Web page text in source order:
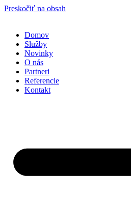
Preskočiť na obsah
Domov
Služby
Novinky
O nás
Partneri
Referencie
Kontakt